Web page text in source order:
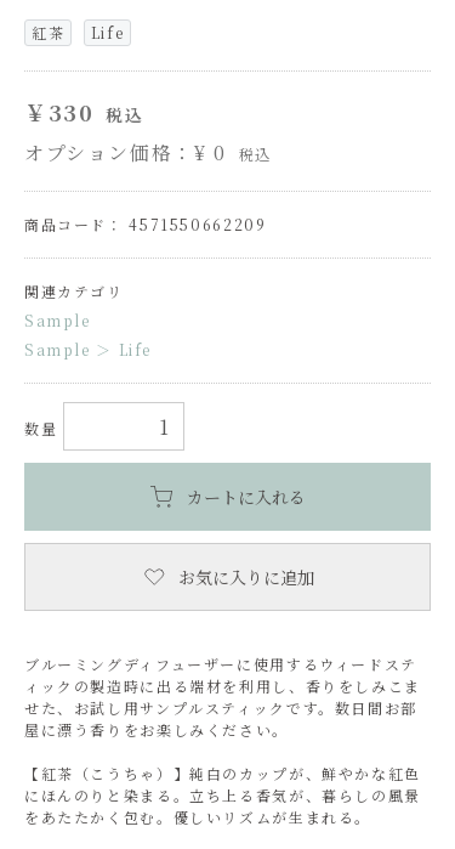
紅茶 Life
￥330 税込
オプション価格：¥0 税込
商品コード： 4571550662209
関連カテゴリ
Sample
Sample ＞ Life
数量
カートに入れる
お気に入りに追加
ブルーミングディフューザーに使用するウィードステ
ィックの製造時に出る端材を利用し、香りをしみこま
せた、お試し用サンプルスティックです。数日間お部
屋に漂う香りをお楽しみください。
【紅茶（こうちゃ）】純白のカップが、鮮やかな紅色
にほんのりと染まる。立ち上る香気が、暮らしの風景
をあたたかく包む。優しいリズムが生まれる。